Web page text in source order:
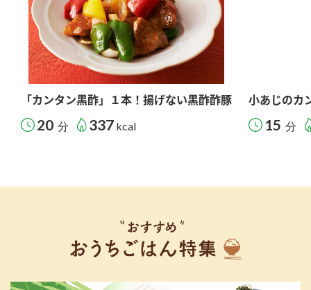
「カンタン黒酢」１本！揚げない黒酢酢豚
20 分 337 kcal
小あじのカ
15 分